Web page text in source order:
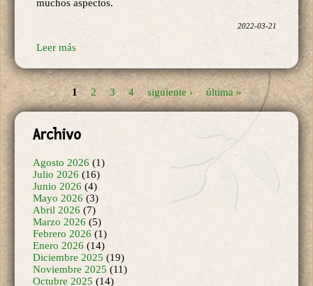
Páginas 1 2 4 siguiente › última »
Archivo
Julio 2026(16)
Junio 2026 (4)
Mayo 2026 (3)
Abril 2026(7)
Marzo 2026(5)
Febrero 2026(1)
Enero 2026(14)
Diciembre 2025(19)
Noviembre 2025(11)
Octubre 2025(14)